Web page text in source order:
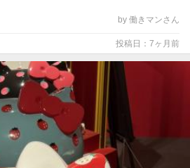
by 働きマンさん
投稿日：7ヶ月前